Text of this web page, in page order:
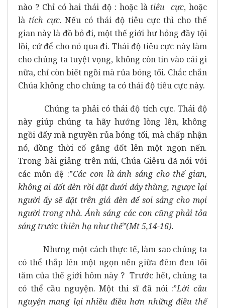
nào ? Chỉ có hai thái độ : hoặc là tiêu cực, hoặc
là tích cực. Nếu có thái độ tiêu cực thì cho thế
gian này là đồ bỏ đi, một thế giới hư hỏng đầy tội
lồi, cứ để cho nó qua đi. Thái độ tiêu cực này làm
cho chúng ta tuyệt vọng, không còn tin vào cái gì
nữa, chỉ còn biết ngồi mà rủa bóng tối. Chắc chắn
Chúa không cho chúng ta có thái độ tiêu cực này.
Chúng ta phải có thái độ tích cực. Thái độ
này giúp chúng ta hãy hướng lòng lên, không
ngồi đấy mà nguyền rủa bóng tối, mà chấp nhận
nó, đồng thời cố gắng đốt lên một ngọn nến.
Trong bài giảng trên núi, Chúa Giêsu đã nói với
các môn đệ :”Các con là ánh sáng cho thế gian,
không ai đốt đèn rồi đặt dưới đáy thùng, ngược lại
người ấy sẽ đặt trên giá đèn để soi sáng cho mọi
người trong nhà. Ánh sáng các con cũng phải tỏa
sáng trước thiên hạ như thế”(Mt 5,14-16).
Nhưng một cách thực tế, làm sao chúng ta
có thể thắp lên một ngọn nến giữa đêm đen tối
tăm của thế giới hôm này ? Trước hết, chúng ta
có thể cầu nguyện. Một thi sĩ đã nói :”Lời cầu
nguyện mang lại nhiều điều hơn những điều thế